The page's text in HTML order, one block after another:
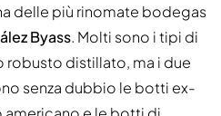
delle più rinomate bodegas
Byass. Molti sono i tipi di
robusto distillato, ma i due
senza dubbio le botti ex-